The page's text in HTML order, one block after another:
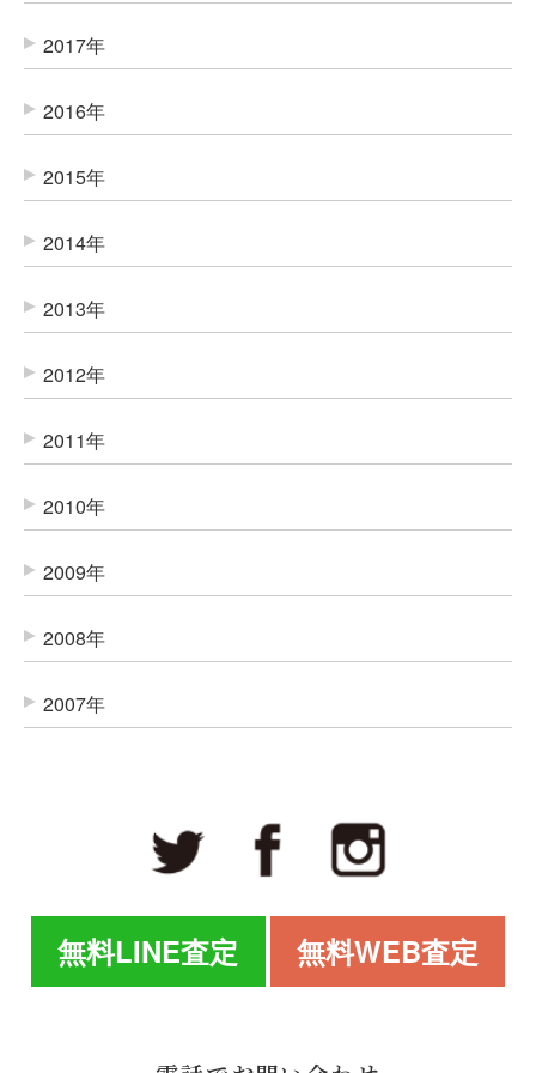
2017年
2016年
2015年
2014年
2013年
2012年
2011年
2010年
2009年
2008年
2007年
無料LINE査定 無料WEB査定